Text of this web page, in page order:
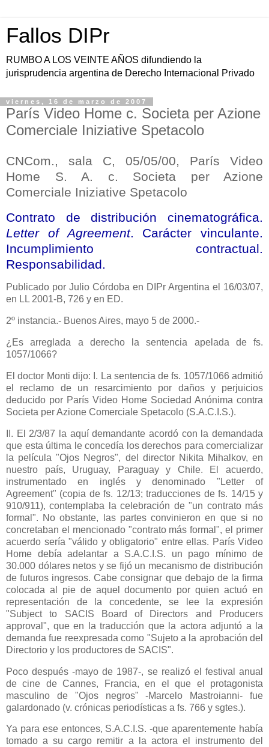
Fallos DIPr
RUMBO A LOS VEINTE AÑOS difundiendo la
jurisprudencia argentina de Derecho Internacional Privado
viernes, 16 de marzo de 2007
París Video Home c. Societa per Azione
Comerciale Iniziative Spetacolo
CNCom., sala C, 05/05/00, París Video
Home S. A. c. Societa per Azione
Comerciale Iniziative Spetacolo
Contrato de distribución cinematográfica.
Letter of Agreement. Carácter vinculante.
Incumplimiento contractual.
Responsabilidad.
Publicado por Julio Córdoba en DIPr Argentina el 16/03/07,
en LL 2001-B, 726 y en ED.
2º instancia.- Buenos Aires, mayo 5 de 2000.-
¿Es arreglada a derecho la sentencia apelada de fs.
1057/1066?
El doctor Monti dijo: I. La sentencia de fs. 1057/1066 admitió
el reclamo de un resarcimiento por daños y perjuicios
deducido por París Video Home Sociedad Anónima contra
Societa per Azione Comerciale Spetacolo (S.A.C.I.S.).
II. El 2/3/87 la aquí demandante acordó con la demandada
que esta última le concedía los derechos para comercializar
la película "Ojos Negros", del director Nikita Mihalkov, en
nuestro país, Uruguay, Paraguay y Chile. El acuerdo,
instrumentado en inglés y denominado "Letter of
Agreement" (copia de fs. 12/13; traducciones de fs. 14/15 y
910/911), contemplaba la celebración de "un contrato más
formal". No obstante, las partes convinieron en que si no
concretaban el mencionado "contrato más formal", el primer
acuerdo sería "válido y obligatorio" entre ellas. París Video
Home debía adelantar a S.A.C.I.S. un pago mínimo de
30.000 dólares netos y se fijó un mecanismo de distribución
de futuros ingresos. Cabe consignar que debajo de la firma
colocada al pie de aquel documento por quien actuó en
representación de la concedente, se lee la expresión
"Subject to SACIS Board of Directors and Producers
approval", que en la traducción que la actora adjuntó a la
demanda fue reexpresada como "Sujeto a la aprobación del
Directorio y los productores de SACIS".
Poco después -mayo de 1987-, se realizó el festival anual
de cine de Cannes, Francia, en el que el protagonista
masculino de "Ojos negros" -Marcelo Mastroianni- fue
galardonado (v. crónicas periodísticas a fs. 766 y sgtes.).
Ya para ese entonces, S.A.C.I.S. -que aparentemente había
tomado a su cargo remitir a la actora el instrumento del